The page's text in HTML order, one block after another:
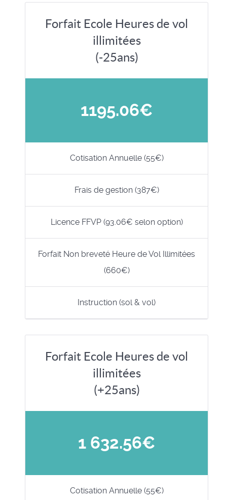
Forfait Ecole Heures de vol
illimitées
(-25ans)
1195.06€
Cotisation Annuelle (55€)
Frais de gestion (387€)
Licence FFVP (93.06€ selon option)
Forfait Non breveté Heure de Vol Illimitées
(660€)
Instruction (sol & vol)
Forfait Ecole Heures de vol
illimitées
(+25ans)
1 632.56€
Cotisation Annuelle (55€)